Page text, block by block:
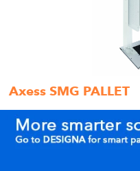
Axess SMG PALLET